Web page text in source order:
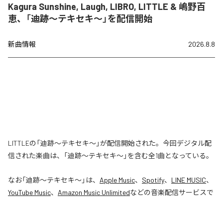
Kagura Sunshine, Laugh, LIBRO, LITTLE & 嶋野百
恵、「迪跡〜テキセキ〜」を配信開始
新曲情報 2026.8.8
LITTLEの「迪跡〜テキセキ〜」が配信開始された。今回デジタル配
信された楽曲は、「迪跡〜テキセキ〜」を含む全1曲となっている。
なお「迪跡〜テキセキ〜」は、 Apple Music、 Spotify、 LINE MUSIC、
YouTube Music、 Amazon Music Unlimitedなどの音楽配信サービスで